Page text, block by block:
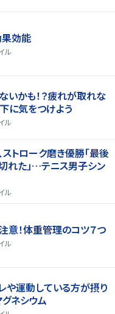
果効能
ル
いかも！？疲れが取れな
に気をつけよう
ル
トローク磨き優勝「最後
れた」…テニス男子シン
ル
意！体重管理のコツ７つ
ル
や運動している方が摂り
グネシウム